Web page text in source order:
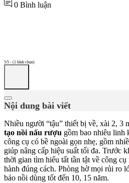
0 Bình luận
5/5 - (1 bình chọn)
Nội dung bài viết
Nhiều người “tậu” thiết bị về, xài 2, 3
tạo nồi nấu rượu gồm bao nhiêu linh
công cụ có bề ngoài gọn nhẹ, gồm
giúp nâng cấp hiệu suất tối đa. Trước
thời gian tìm hiểu tất tần tật về công cụ
hành đúng cách. Phòng hờ mọi rủi ro
bảo nồi dùng tốt đến 10, 15 năm.